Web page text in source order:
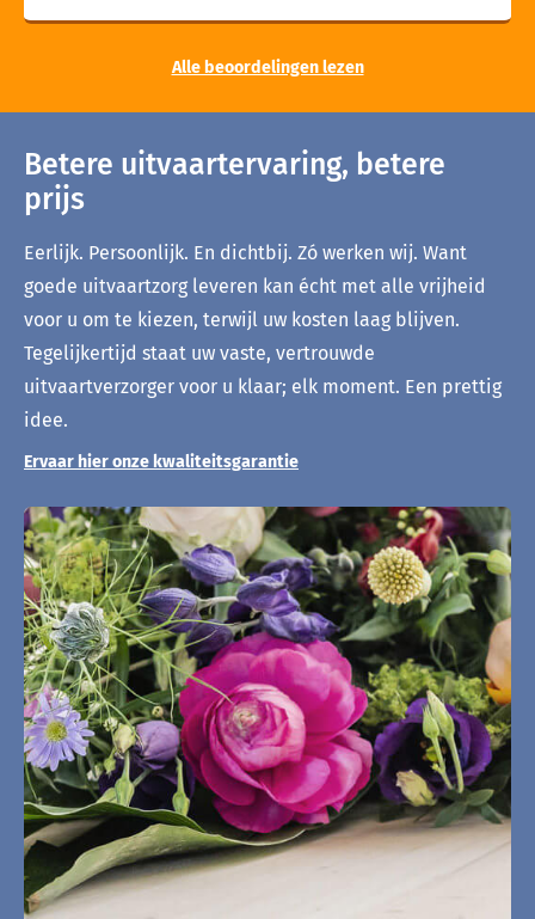
Alle beoordelingen lezen
Betere uitvaartervaring, betere
prijs
Eerlijk. Persoonlijk. En dichtbij. Zó werken wij. Want
goede uitvaartzorg leveren kan écht met alle vrijheid
voor u om te kiezen, terwijl uw kosten laag blijven.
Tegelijkertijd staat uw vaste, vertrouwde
uitvaartverzorger voor u klaar; elk moment. Een prettig
idee.
Ervaar hier onze kwaliteitsgarantie